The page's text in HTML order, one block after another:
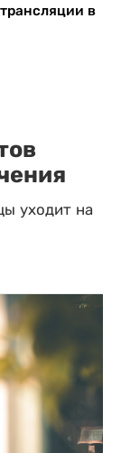
в
уходит на